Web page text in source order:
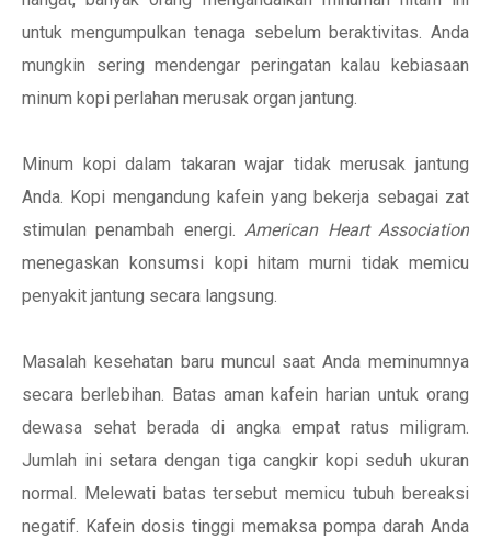
untuk mengumpulkan tenaga sebelum beraktivitas. Anda
mungkin sering mendengar peringatan kalau kebiasaan
minum kopi perlahan merusak organ jantung.
Minum kopi dalam takaran wajar tidak merusak jantung
Anda. Kopi mengandung kafein yang bekerja sebagai zat
stimulan penambah energi.American Heart Association
menegaskan konsumsi kopi hitam murni tidak memicu
penyakit jantung secara langsung.
Masalah kesehatan baru muncul saat Anda meminumnya
secara berlebihan. Batas aman kafein harian untuk orang
dewasa sehat berada di angka empat ratus miligram.
Jumlah ini setara dengan tiga cangkir kopi seduh ukuran
normal. Melewati batas tersebut memicu tubuh bereaksi
negatif. Kafein dosis tinggi memaksa pompa darah Anda